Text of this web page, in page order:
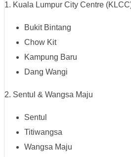
1. Kuala Lumpur City Centre
Bukit Bintang
Chow Kit
Kampung Baru
Dang Wangi
2. Sentul & Wangsa Maju
Sentul
Titiwangsa
Wangsa Maju